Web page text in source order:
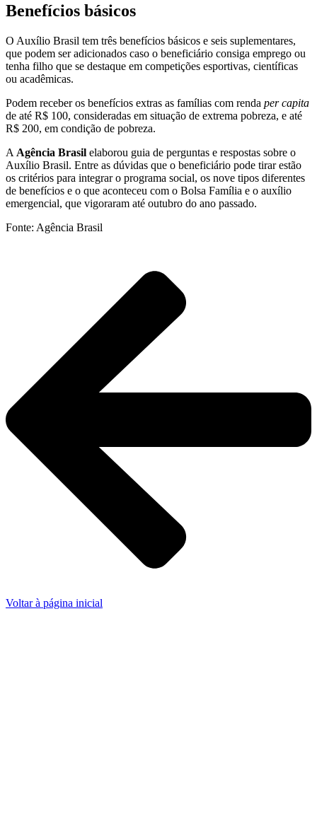
Benefícios básicos
O Auxílio Brasil tem três benefícios básicos e seis suplementares,
que podem ser adicionados caso o beneficiário consiga emprego ou
tenha filho que se destaque em competições esportivas, científicas
ou acadêmicas.
Podem receber os benefícios extras as famílias com renda per capita
de até R$ 100, consideradas em situação de extrema pobreza, e até
R$ 200, em condição de pobreza.
A Agência Brasil elaborou guia de perguntas e respostas sobre o
Auxílio Brasil. Entre as dúvidas que o beneficiário pode tirar estão
os critérios para integrar o programa social, os nove tipos diferentes
de benefícios e o que aconteceu com o Bolsa Família e o auxílio
emergencial, que vigoraram até outubro do ano passado.
Fonte: Agência Brasil
Voltar à página inicial